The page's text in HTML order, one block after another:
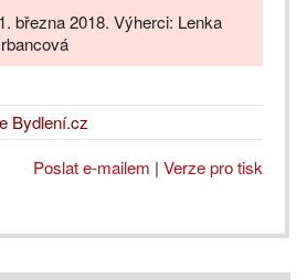
března 2018. Výherci: Lenka
Bydlení.cz
Poslat e-mailem | Verze pro tisk